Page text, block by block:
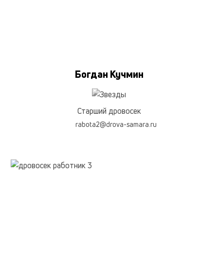
Богдан Кучмин
Старший дровосек
rabota2@drova-samara.ru